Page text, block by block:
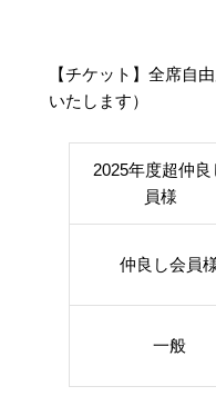
【チケット】全席自
いたします）
2025年度超仲良
員様
仲良し会員
一般